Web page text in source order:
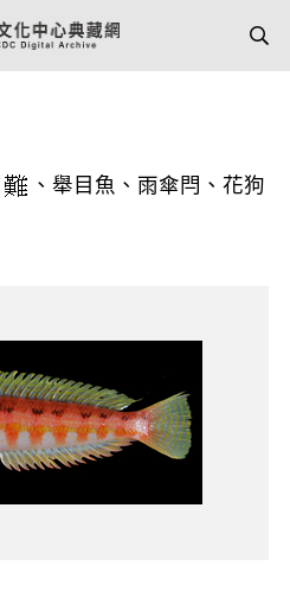
、舉目魚、雨傘閂、花狗